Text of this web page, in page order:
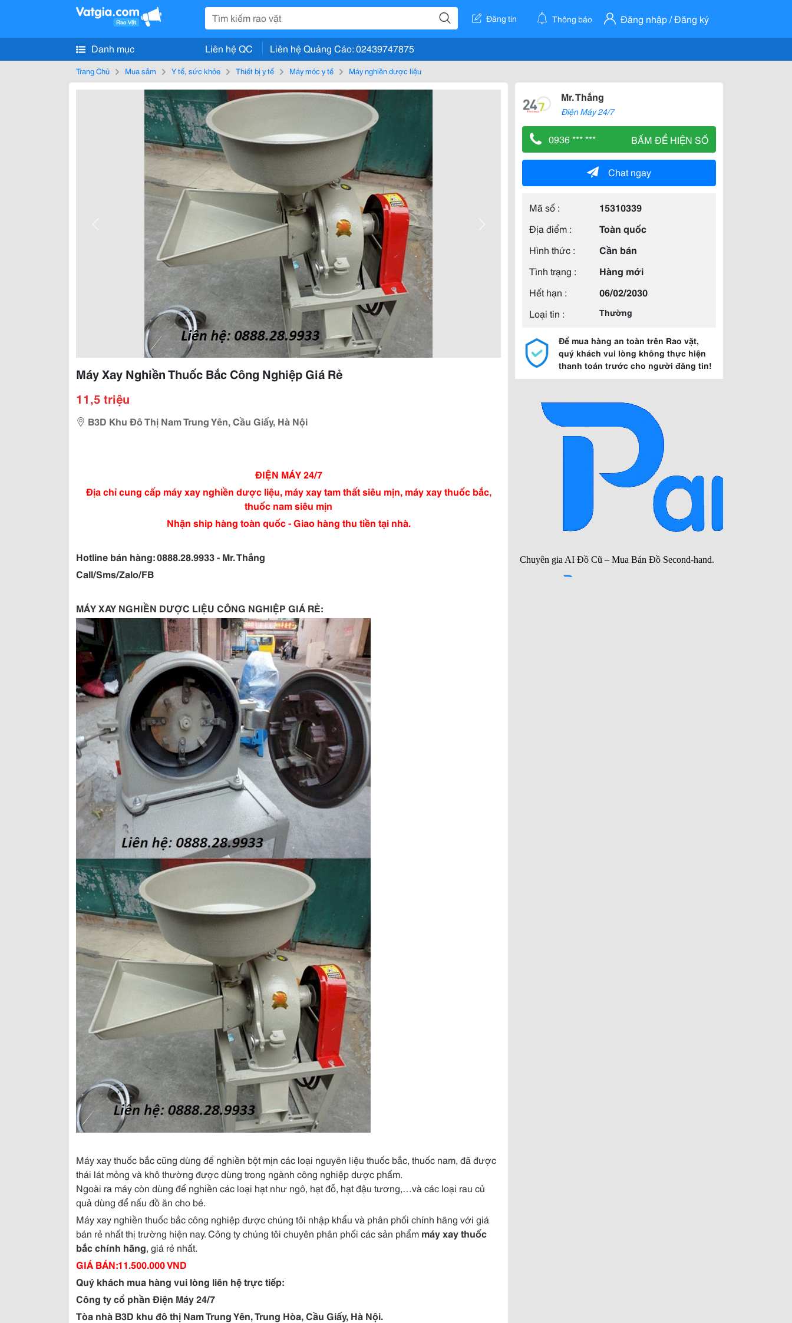
Đăng tin Thông báo Đăng nhập / Đăng ký
Danh mục Liên hệ QC Liên hệ Quảng Cáo: 02439747875
Trang Chủ Mua sắm Y tế, sức khỏe Thiết bị y tế Máy móc y tế Máy nghiền dược liệu
Máy Xay Nghiền Thuốc Bắc Công Nghiệp Giá Rẻ
11,5 triệu
B3D Khu Đô Thị Nam Trung Yên, Cầu Giấy, Hà Nội
ĐIỆN MÁY 24/7
Địa chỉ cung cấp máy xay nghiền dược liệu, máy xay tam thất siêu mịn, máy xay thuốc bắc,
thuốc nam siêu mịn
Nhận ship hàng toàn quốc - Giao hàng thu tiền tại nhà.
Hotline bán hàng: 0888.28.9933 - Mr. Thắng
Call/Sms/Zalo/FB
MÁY XAY NGHIỀN DƯỢC LIỆU CÔNG NGHIỆP GIÁ RẺ:
Máy xay thuốc bắc cũng dùng để nghiền bột mịn các loại nguyên liệu thuốc bắc, thuốc nam, đã được
thái lát mỏng và khô thường được dùng trong ngành công nghiệp dược phẩm.
Ngoài ra máy còn dùng để nghiền các loại hạt như ngô, hạt đỗ, hạt đậu tương,…và các loại rau củ
quả dùng để nấu đồ ăn cho bé.
Máy xay nghiền thuốc bắc công nghiệp được chúng tôi nhập khẩu và phân phối chính hãng với giá
bán rẻ nhất thị trường hiện nay. Công ty chúng tôi chuyên phân phối các sản phẩm máy xay thuốc
bắc chính hãng, giá rẻ nhất.
GIÁ BÁN:11.500.000 VND
Quý khách mua hàng vui lòng liên hệ trực tiếp:
Công ty cổ phần Điện Máy 24/7
Tòa nhà B3D khu đô thị Nam Trung Yên, Trung Hòa, Cầu Giấy, Hà Nội.
Mr. Thắng
Điện Máy 24/7
0936 *** *** BẤM ĐỂ HIỆN SỐ
Chat ngay
Mã số :
15310339
Địa điểm :
Toàn quốc
Hình thức :
Cần bán
Tình trạng :
Hàng mới
Hết hạn :
06/02/2030
Loại tin :
Thường
Để mua hàng an toàn trên Rao vặt,
quý khách vui lòng không thực hiện
thanh toán trước cho người đăng tin!